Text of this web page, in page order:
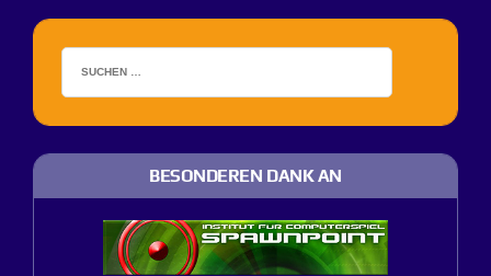
BESONDEREN DANK AN